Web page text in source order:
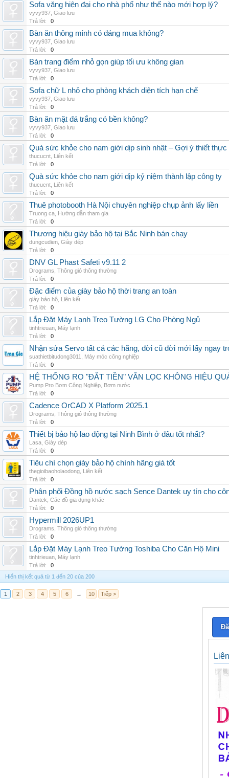
Sofa văng hiện đại cho nhà phố như thế nào mới hợp lý?
vyvy937 Giao lưu
Trả lời:
0
Bàn ăn thông minh có đáng mua không?
vyvy937 Giao lưu
Trả lời:
0
Bàn trang điểm nhỏ gọn giúp tối ưu không gian
vyvy937 Giao lưu
Trả lời:
0
Sofa chữ L nhỏ cho phòng khách diện tích hạn chế
vyvy937 Giao lưu
Trả lời:
0
Bàn ăn mặt đá trắng có bền không?
vyvy937 Giao lưu
Trả lời:
0
Quà sức khỏe cho nam giới dịp sinh nhật – Gợi ý thiết thực
thucucnt Liên kết
Trả lời:
0
Quà sức khỏe cho nam giới dịp kỷ niệm thành lập công ty
thucucnt Liên kết
Trả lời:
0
Thuê photobooth Hà Nội chuyên nghiệp chụp ảnh lấy liền
Truong ca Hướng dẫn tham gia
Trả lời:
0
Thương hiệu giày bảo hộ tại Bắc Ninh bán chạy
dungcudien Giày dép
Trả lời:
0
DNV GL Phast Safeti v9.11 2
Drograms Thông gió thông thường
Trả lời:
0
Đặc điểm của giày bảo hộ thời trang an toàn
giày bảo hộ Liên kết
Trả lời:
0
Lắp Đặt Máy Lạnh Treo Tường LG Cho Phòng Ngủ
tinhtrieuan Máy lạnh
Trả lời:
0
Nhận sửa Servo tất cả các hãng, đời cũ đời mới lấy ngay
suathietbitudong3011
Máy móc công nghiệp
Trả lời:
0
HỆ THỐNG RO "ĐẮT TIỀN" VẪN LỌC KHÔNG HIỆU
Pump Pro Bơm Công Nghiệp Bơm nước
Trả lời:
0
Cadence OrCAD X Platform 2025.1
Drograms Thông gió thông thường
Trả lời:
0
Thiết bị bảo hộ lao động tại Ninh Bình ở đâu tốt nhất?
Lasa Giày dép
Trả lời:
0
Tiêu chí chọn giày bảo hộ chính hãng giá tốt
thegioibaoholaodong Liên kết
Trả lời:
0
Phân phối Đồng hồ nước sạch Sence Dantek uy tín cho
Dantek Các đồ gia dụng khác
Trả lời:
0
Hypermill 2026UP1
Drograms Thông gió thông thường
Trả lời:
0
Lắp Đặt Máy Lạnh Treo Tường Toshiba Cho Căn Hộ Mini
tinhtrieuan Máy lạnh
Trả lời:
0
Hiển thị kết quả từ 1 đến 20 của 200
1 2 3 4 5 6 → 10 Tiếp >